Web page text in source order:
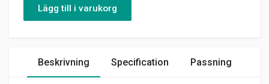
Lägg till i varukorg
Beskrivning Specification Passning